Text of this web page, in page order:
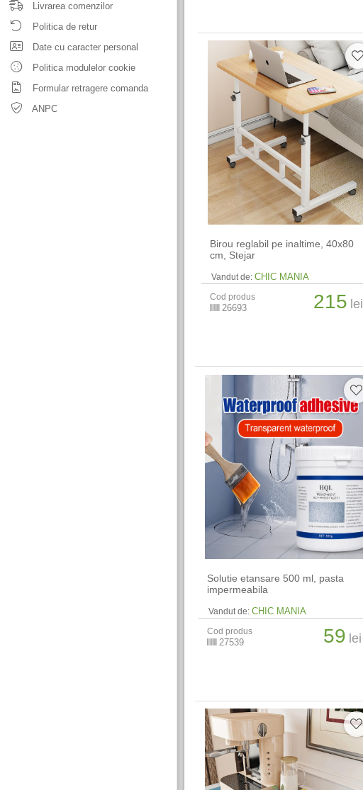
Livrarea comenzilor
Politica de retur
Date cu caracter personal
Politica modulelor cookie
Formular retragere comanda
ANPC
Birou reglabil pe inaltime, 40x80
cm, Stejar
Vandut de: CHIC MANIA
Cod produs
26693 215 lei
Solutie etansare 500 ml, pasta
impermeabila
Vandut de: CHIC MANIA
Cod produs
27539 59 lei